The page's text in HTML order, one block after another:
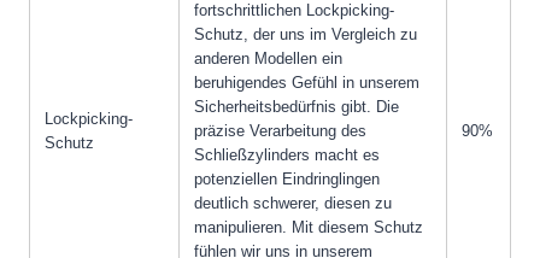
Lockpicking-
Schutz
fortschrittlichen Lockpicking-
Schutz, der uns im Vergleich zu
anderen Modellen ein
beruhigendes Gefühl in unserem
Sicherheitsbedürfnis gibt. Die
präzise Verarbeitung des
Schließzylinders macht es
potenziellen Eindringlingen
deutlich schwerer, diesen zu
manipulieren. Mit diesem Schutz
fühlen wir uns in unserem
90%